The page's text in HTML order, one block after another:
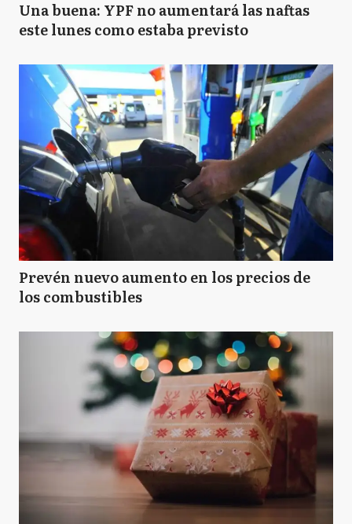
Una buena: YPF no aumentará las naftas
este lunes como estaba previsto
Prevén nuevo aumento en los precios de
los combustibles